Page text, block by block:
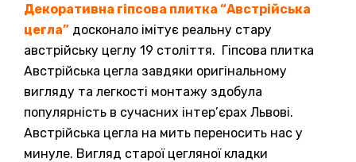
Декоративна гіпсова плитка “Австрійська
цегла” досконало імітує реальну стару
австрійську цеглу 19 століття. Гіпсова плитка
Австрійська цегла завдяки оригінальному
вигляду та легкості монтажу здобула
популярність в сучасних інтер’єрах Львові.
Австрійська цегла на мить переносить нас у
минуле. Вигляд старої цегляної кладки